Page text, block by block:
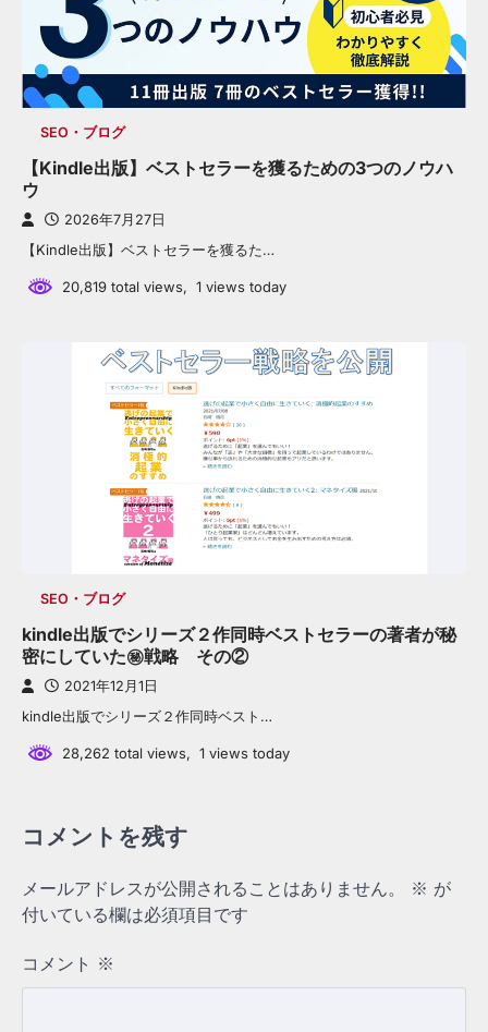
SEO・ブログ
【Kindle出版】ベストセラーを獲るための3つのノウハ
ウ
2026年7月27日
【Kindle出版】ベストセラーを獲るた…
20,819 total views, 1 views today
SEO・ブログ
kindle出版でシリーズ２作同時ベストセラーの著者が秘
密にしていた㊙戦略 その②
2021年12月1日
kindle出版でシリーズ２作同時ベスト…
28,262 total views, 1 views today
コメントを残す
メールアドレスが公開されることはありません。 ※ が
付いている欄は必須項目です
コメント ※